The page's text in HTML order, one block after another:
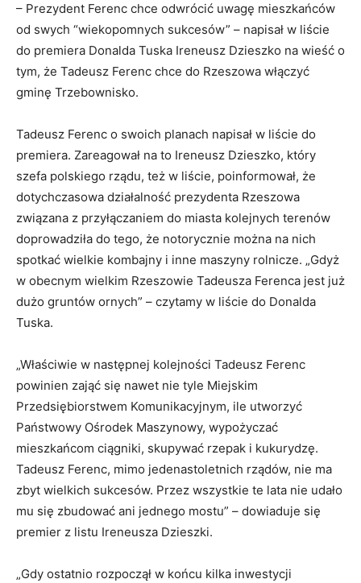
– Prezydent Ferenc chce odwrócić uwagę mieszkańców
od swych “wiekopomnych sukcesów” – napisał w liście
do premiera Donalda Tuska Ireneusz Dzieszko na wieść o
tym, że Tadeusz Ferenc chce do Rzeszowa włączyć
gminę Trzebownisko.
Tadeusz Ferenc o swoich planach napisał w liście do
premiera. Zareagował na to Ireneusz Dzieszko, który
szefa polskiego rządu, też w liście, poinformował, że
dotychczasowa działalność prezydenta Rzeszowa
związana z przyłączaniem do miasta kolejnych terenów
doprowadziła do tego, że notorycznie można na nich
spotkać wielkie kombajny i inne maszyny rolnicze. „Gdyż
w obecnym wielkim Rzeszowie Tadeusza Ferenca jest już
dużo gruntów ornych” – czytamy w liście do Donalda
Tuska.
„Właściwie w następnej kolejności Tadeusz Ferenc
powinien zająć się nawet nie tyle Miejskim
Przedsiębiorstwem Komunikacyjnym, ile utworzyć
Państwowy Ośrodek Maszynowy, wypożyczać
mieszkańcom ciągniki, skupywać rzepak i kukurydzę.
Tadeusz Ferenc, mimo jedenastoletnich rządów, nie ma
zbyt wielkich sukcesów. Przez wszystkie te lata nie udało
mu się zbudować ani jednego mostu” – dowiaduje się
premier z listu Ireneusza Dzieszki.
„Gdy ostatnio rozpoczął w końcu kilka inwestycji